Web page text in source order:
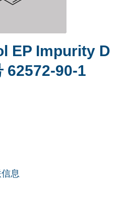
EP Impurity D
62572-90-1
息